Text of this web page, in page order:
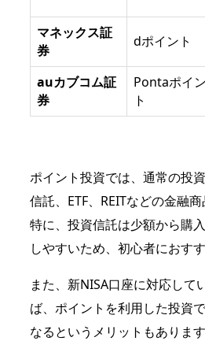
マネックス証
券
dポイント
auカブコム証
券
Pontaポイン
ト
ポイント投資では、通常の投
信託、ETF、REITなどの金融商
特に、投資信託は少額から購
しやすいため、初心者におすす
また、新NISA口座に対応して
ば、ポイントを利用した投資
なるというメリットもあります